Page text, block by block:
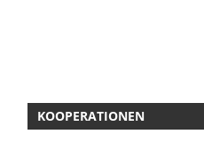
KOOPERATIONEN